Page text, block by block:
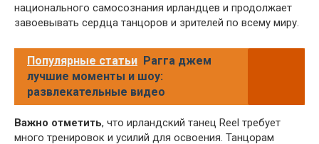
национального самосознания ирландцев и продолжает
завоевывать сердца танцоров и зрителей по всему миру.
Популярные статьи Рагга джем
лучшие моменты и шоу:
развлекательные видео
Важно отметить, что ирландский танец Reel требует
много тренировок и усилий для освоения. Танцорам